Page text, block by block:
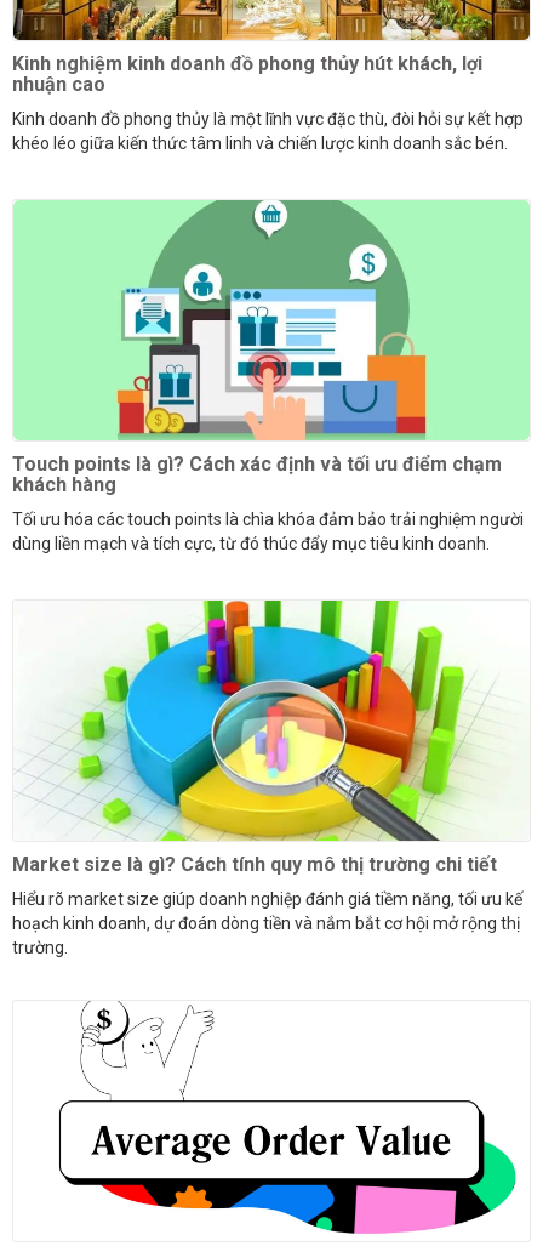
Kinh nghiệm kinh doanh đồ phong thủy hút khách, lợi
nhuận cao
Kinh doanh đồ phong thủy là một lĩnh vực đặc thù, đòi hỏi sự kết hợp
khéo léo giữa kiến thức tâm linh và chiến lược kinh doanh sắc bén.
Touch points là gì? Cách xác định và tối ưu điểm chạm
khách hàng
Tối ưu hóa các touch points là chìa khóa đảm bảo trải nghiệm người
dùng liền mạch và tích cực, từ đó thúc đẩy mục tiêu kinh doanh.
Market size là gì? Cách tính quy mô thị trường chi tiết
Hiểu rõ market size giúp doanh nghiệp đánh giá tiềm năng, tối ưu kế
hoạch kinh doanh, dự đoán dòng tiền và nắm bắt cơ hội mở rộng thị
trường.